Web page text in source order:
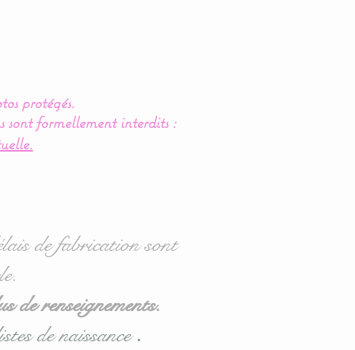
protégés.
formellement interdits :
de fabrication sont
de renseignements.
de naissance.